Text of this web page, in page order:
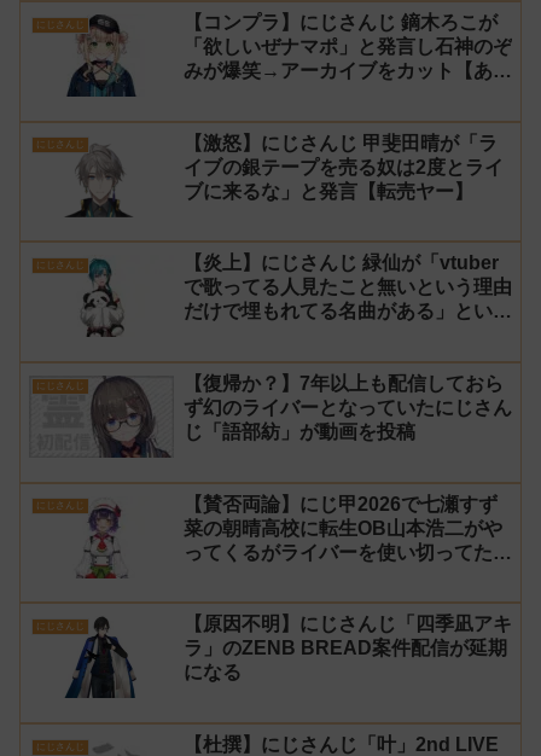
にじさんじ
【コンプラ】にじさんじ 鏑木ろこが
「欲しいぜナマポ」と発言し石神のぞ
みが爆笑→アーカイブをカット【あら
にじさんじ
【激怒】にじさんじ 甲斐田晴が「ラ
イブの銀テープを売る奴は2度とライ
ブに来るな」と発言【転売ヤー】
にじさんじ
【炎上】にじさんじ 緑仙が「vtuber
で歌ってる人見たこと無いという理由
だけで埋もれてる名曲がある」という
にじさんじ
【復帰か？】7年以上も配信しておら
ず幻のライバーとなっていたにじさん
じ「語部紡」が動画を投稿
にじさんじ
【賛否両論】にじ甲2026で七瀬すず
菜の朝晴高校に転生OB山本浩二がや
ってくるがライバーを使い切ってたの
イバーの転生が可能に
にじさんじ
【原因不明】にじさんじ「四季凪アキ
ラ」のZENB BREAD案件配信が延期
になる
にじさんじ
【杜撰】にじさんじ「叶」2nd LIVE